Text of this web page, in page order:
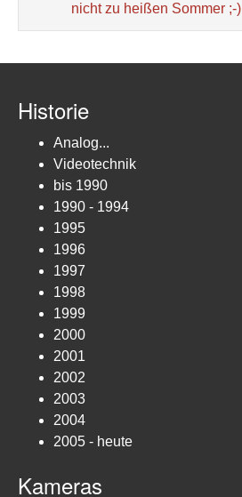
nicht zu heißen Sommer ;-)
Historie
Analog...
Videotechnik
bis 1990
1990 - 1994
1995
1996
1997
1998
1999
2000
2001
2002
2003
2004
2005 - heute
Kameras